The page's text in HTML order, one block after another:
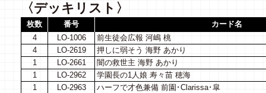
〈デッキリスト〉
枚数 番号
カード名
4
LO-1006
前生徒会広報 河嶋 桃
4
LO-2619
押しに弱そう 海野 あかり
1
LO-2661
闇の救世主 海野 あかり
1
LO-2962
学園長の1人娘 寿々苗 穂海
1
LO-2963
ハーフで才色兼備 前園･Clarissa･皐